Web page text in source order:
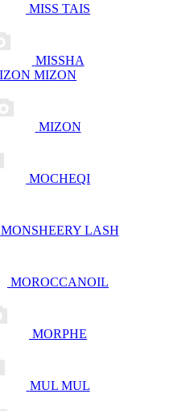
MISS TAIS
MISSHA
MIZON
MIZON
MOCHEQI
MONSHEERY LASH
MOROCCANOIL
MORPHE
MUL MUL